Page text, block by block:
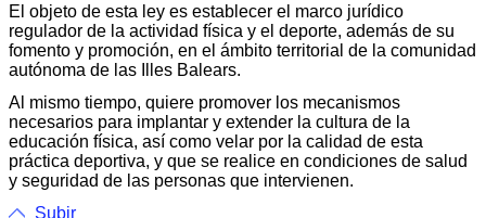
El objeto de esta ley es establecer el marco jurídico
regulador de la actividad física y el deporte, además de su
fomento y promoción, en el ámbito territorial de la comunidad
autónoma de las Illes Balears.
Al mismo tiempo, quiere promover los mecanismos
necesarios para implantar y extender la cultura de la
educación física, así como velar por la calidad de esta
práctica deportiva, y que se realice en condiciones de salud
y seguridad de las personas que intervienen.
Subir